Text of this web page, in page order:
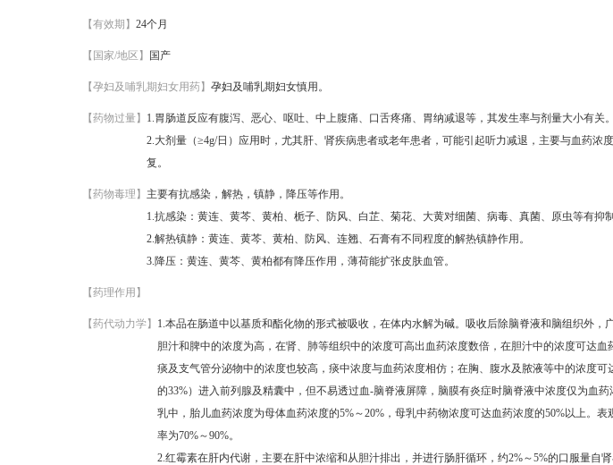
【有效期】 24个月
【国家/地区】 国产
【孕妇及哺乳期妇女用药】 孕妇及哺乳期妇女慎用。
【药物过量】 1.胃肠道反应有腹泻、恶心、呕吐、中上腹痛、口舌疼痛、胃纳减退等，其发生率与剂量大小有关。
2.大剂量（≥4g/日）应用时，尤其肝、肾疾病患者或老年患者，可能引起听力减退，主要与血药浓
复。
【药物毒理】 主要有抗感染，解热，镇静，降压等作用。
1.抗感染：黄连、黄芩、黄柏、栀子、防风、白芷、菊花、大黄对细菌、病毒、真菌、原虫等有抑制
2.解热镇静：黄连、黄芩、黄柏、防风、连翘、石膏有不同程度的解热镇静作用。
3.降压：黄连、黄芩、黄柏都有降压作用，薄荷能扩张皮肤血管。
【药理作用】
【药代动力学】 1.本品在肠道中以基质和酯化物的形式被吸收，在体内水解为碱。吸收后除脑脊液和脑组织外，
胆汁和脾中的浓度为高，在肾、肺等组织中的浓度可高出血药浓度数倍，在胆汁中的浓度可达血
痰及支气管分泌物中的浓度也较高，痰中浓度与血药浓度相仿；在胸、腹水及脓液等中的浓度
的33%）进入前列腺及精囊中，但不易透过血-脑脊液屏障，脑膜有炎症时脑脊液中浓度仅为血
乳中，胎儿血药浓度为母体血药浓度的5%～20%，母乳中药物浓度可达血药浓度的50%以上。
率为70%～90%。
2.红霉素在肝内代谢，主要在肝中浓缩和从胆汁排出，并进行肠肝循环，约2%～5%的口服量自